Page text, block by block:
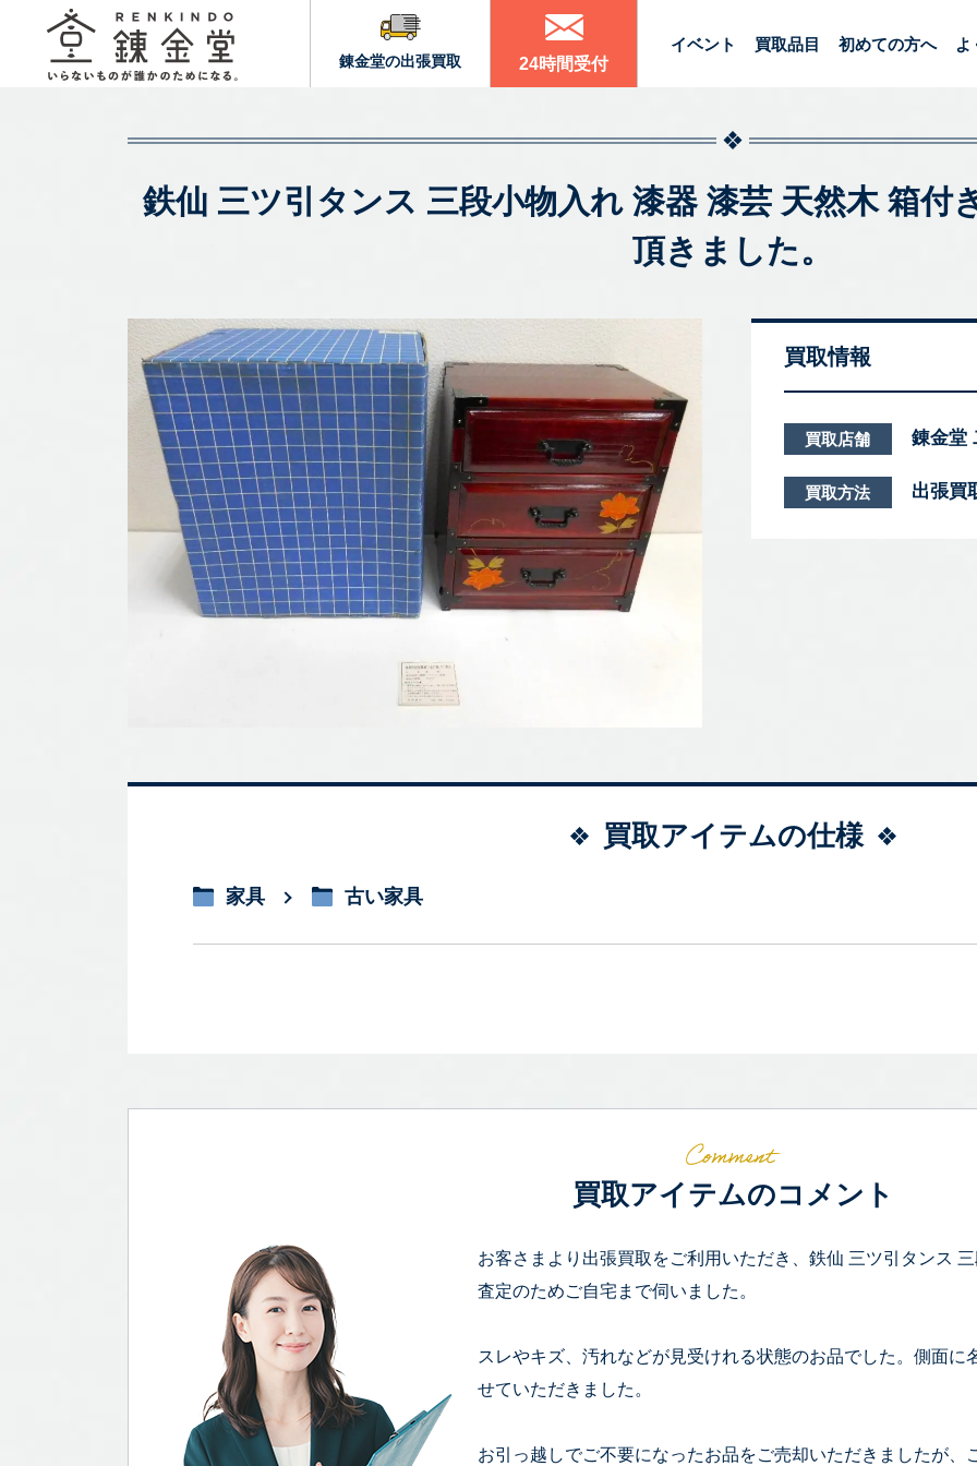
錬金堂の出張買取 24時間受付
イベント 買取品目 初めての方へ よ
鉄仙 三ツ引タンス 三段小物入れ 漆器 漆芸 天然木 箱付
頂きました。
買取情報
買取店舗 錬金堂
買取方法 出張買
買取アイテムの仕様
家具 古い家具
買取アイテムのコメント
お客さまより出張買取をご利用いただき、鉄仙 三ツ引タンス
査定のためご自宅まで伺いました。
スレやキズ、汚れなどが見受けれる状態のお品でした。側面
せていただきました。
お引っ越しでご不要になったお品をご売却いただきましたが、